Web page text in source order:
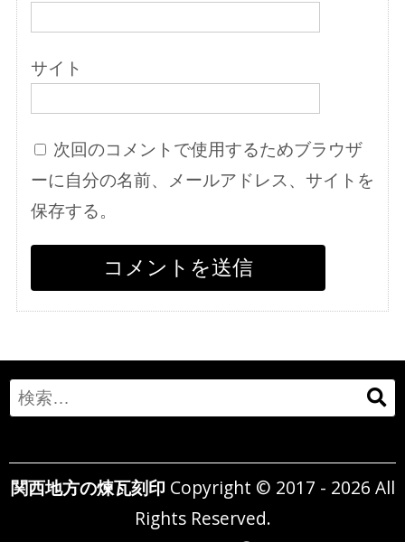
サイト
次回のコメントで使用するためブラウザ
ーに自分の名前、メールアドレス、サイトを
保存する。
Search
for:
関西地方の煉瓦刻印 Copyright © 2017 - 2026 All
Rights Reserved.